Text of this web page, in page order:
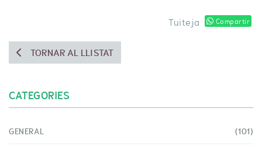
Tuiteja
Compartir
TORNAR AL LLISTAT
CATEGORIES
GENERAL (101)